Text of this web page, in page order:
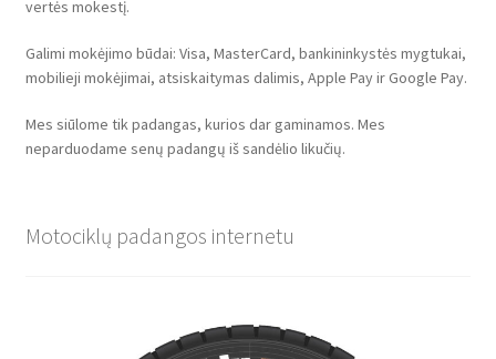
vertės mokestį.
Galimi mokėjimo būdai: Visa, MasterCard, bankininkystės mygtukai,
mobilieji mokėjimai, atsiskaitymas dalimis, Apple Pay ir Google Pay.
Mes siūlome tik padangas, kurios dar gaminamos. Mes
neparduodame senų padangų iš sandėlio likučių.
Motociklų padangos internetu